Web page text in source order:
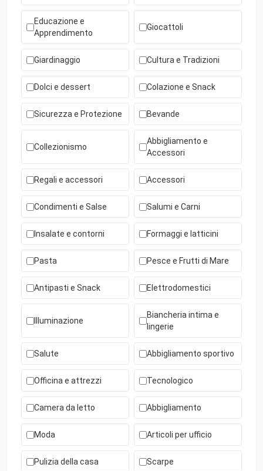
Educazione e
Apprendimento
Giocattoli
Giardinaggio Cultura e Tradizioni
Dolci e dessert Colazione e Snack
Sicurezza e Protezione Bevande
Collezionismo
Abbigliamento e
Accessori
Regali e accessori Accessori
Condimenti e Salse Salumi e Carni
Insalate e contorni Formaggi e latticini
Pasta Pesce e Frutti di Mare
Antipasti e Snack Elettrodomestici
Illuminazione
Biancheria intima e
lingerie
Salute Abbigliamento sportivo
Officina e attrezzi Tecnologico
Camera da letto Abbigliamento
Moda Articoli per ufficio
Pulizia della casa Scarpe